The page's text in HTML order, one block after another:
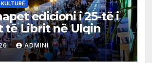
KULTURË
edicioni i 25-të i
të Librit në Ulqin
ADMINI